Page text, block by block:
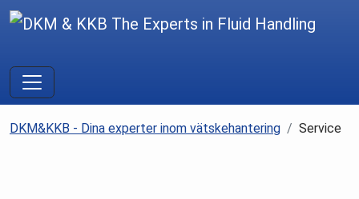
DKM&KKB - Dina experter inom vätskehantering Service